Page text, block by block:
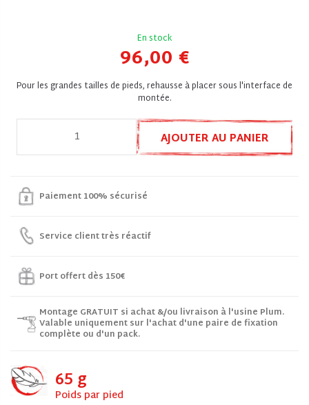
En stock
96,00 €
Pour les grandes tailles de pieds, rehausse à placer sous l'interface de
montée.
AJOUTER AU PANIER
Paiement 100% sécurisé
Service client très réactif
Port offert dès 150€
Montage GRATUIT si achat &/ou livraison à l'usine Plum.
Valable uniquement sur l'achat d'une paire de fixation
complète ou d'un pack.
65 g
Poids par pied